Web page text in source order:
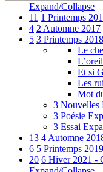
Expand/Collapse
11 1 Printemps
4 2 Automne 2017
5 3 Printemps 2018
Le
Et si
Les
Mot
3 Nouvelles
3 Poésie
3 Essai
13 4 Automne
6 5 Printemps 2019
20 6 Hiver 2021 -